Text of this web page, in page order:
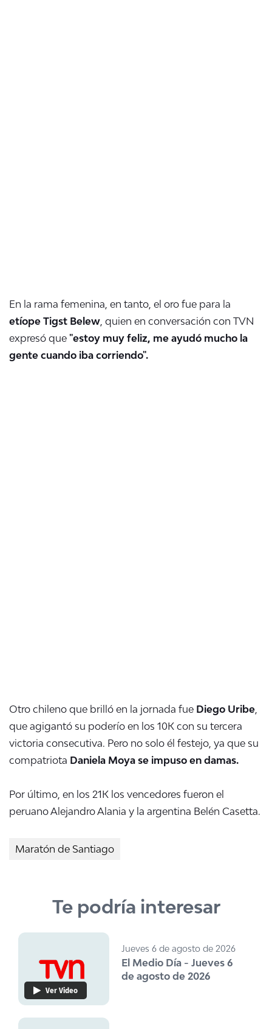
En la rama femenina, en tanto, el oro fue para la
etíope Tigst Belew, quien en conversación con TVN
expresó que "estoy muy feliz, me ayudó mucho la
gente cuando iba corriendo".
Otro chileno que brilló en la jornada fue Diego Uribe,
que agigantó su poderío en los 10K con su tercera
victoria consecutiva. Pero no solo él festejo, ya que su
compatriota Daniela Moya se impuso en damas.
Por último, en los 21K los vencedores fueron el
peruano Alejandro Alania y la argentina Belén Casetta.
Maratón de Santiago
Te podría interesar
Ver Video
Jueves 6 de agosto de 2026
El Medio Día - Jueves 6
de agosto de 2026